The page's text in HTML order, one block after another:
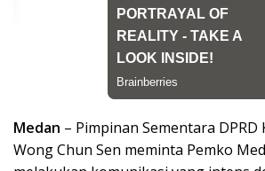
Medan – Pimpinan Sementara DPRD
Wong Chun Sen meminta Pemko